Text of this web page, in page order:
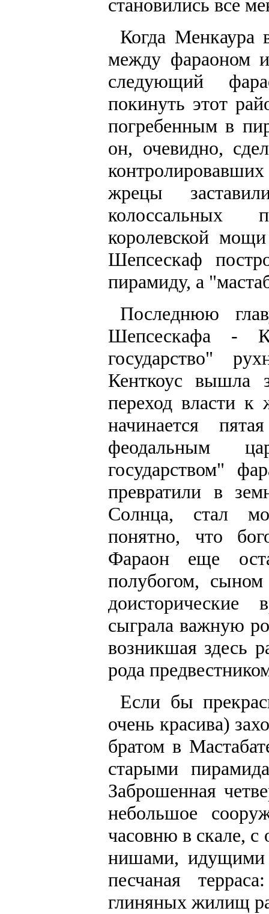
становились все
Когда Менкаура
между фараоном
следующий
покинуть этот
погребенным в
он, очевидно,
жрецы
колоссальных
королевской
Шепсескаф
пирамиду, а
Последнюю
Шепсескафа -
государство"
Кенткоус вышла
переход власти
начинается
феодальным
государством"
превратили в
Солнца, стал
понятно, что
Фараон еще
полубогом,
доисторические
сыграла важную
возникшая здесь
рода
Если бы
очень красива)
братом в
старыми
Заброшенная
небольшое
часовню в скале,
нишами, идущими
песчаная
глиняных жилищ